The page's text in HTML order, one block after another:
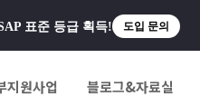
표준 등급 획득! 도입 문의
지원사업 블로그&자료실